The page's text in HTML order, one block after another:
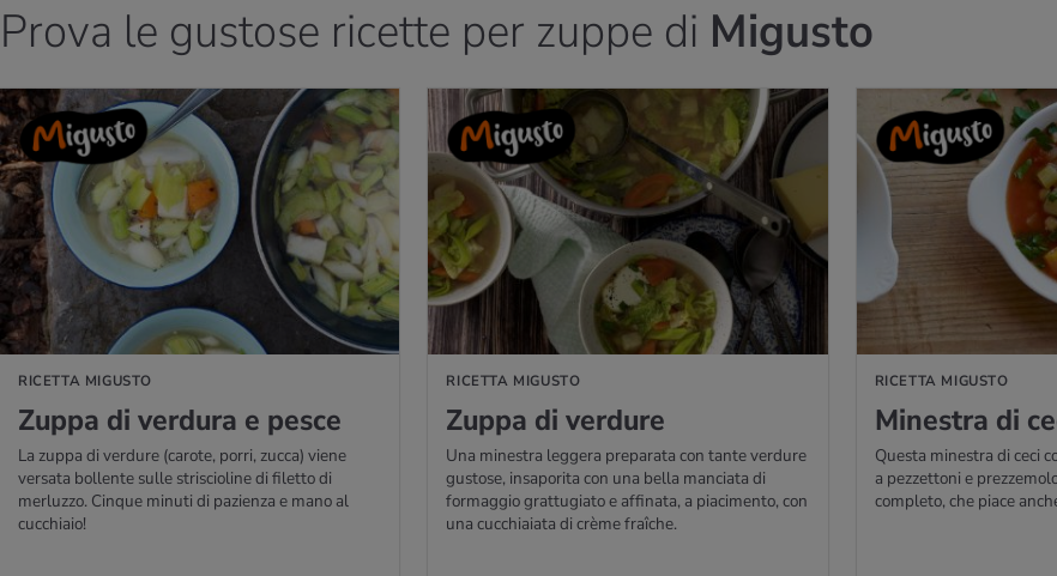
Prova le gustose ricette per zuppe di Migusto
RICETTA MIGUSTO
Zuppa di ver­du­ra e pesce
La zuppa di verdure (carote, porri, zucca) viene
versata bollente sulle striscioline di filetto di
merluzzo. Cinque minuti di pazienza e mano al
cucchiaio!
MIGUSTO
RICETTA MIGUSTO
Zuppa di ver­du­re
Una minestra leggera preparata con tante verdure
gustose, insaporita con una bella manciata di
formaggio grattugiato e affinata, a piacimento, con
una cucchiaiata di crème fraîche.
VAI ALLA RICETTA MIGUSTO
RICETTA MIGUSTO
Mi­ne­stra di
Questa minestra di ceci
a pezzettoni e
completo, che piace